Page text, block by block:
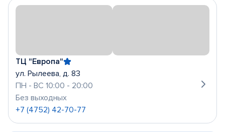
ТЦ "Европа"
ул. Рылеева, д. 83
ПН - ВС 10:00 - 20:00
Без выходных
+7 (4752) 42-70-77